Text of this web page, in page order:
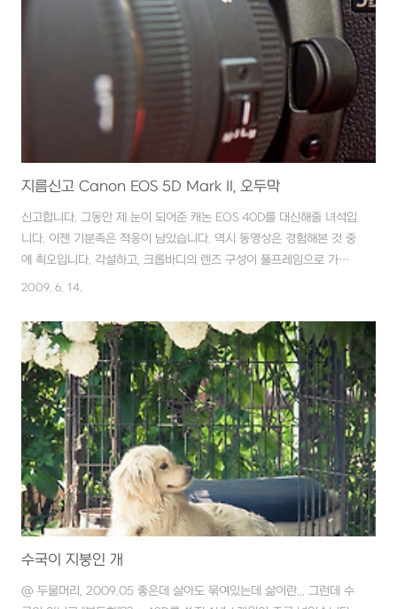
지름신고 Canon EOS 5D Mark II, 오두막
신고합니다. 그동안 제 눈이 되어준 캐논 EOS 40D를 대신해줄 녀석입
니다. 이젠 기분족은 적응이 남았습니다. 역시 동영상은 경험해본 것 중
에 쵝오입니다. 각설하고, 크롭바디의 렌즈 구성이 풀프레임으로 가면
서 아래와 같이 바뀌었습니다. Sigma 30mm F1.4(삼식이) ------>
HSM - 그대로 갑니다. Canon EFS 17-55 IS ----> Canon EF 24-
70L 17-40L- 준비중입니다. 기존 바디캡처럼 사용된 17-55가 오늘
새로운 주인에게 갔고, 렌즈 2개와 바디를 처분한 값으로 24-70 과 오
식이를 구할 수 있겠더군요. 새로운 바디캡 후보로 24-70의 표준줌을
시그마로 할까 잠깐 고..
2009. 6. 14.
수국이 지붕인 개
@ 두물머리, 2009.05 좋은데 살아도 묶여있는데 삶이란... 그런데 수